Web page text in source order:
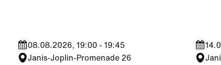
08.08.2026, 19:00 - 19:45
Janis-Joplin-Promenade 26